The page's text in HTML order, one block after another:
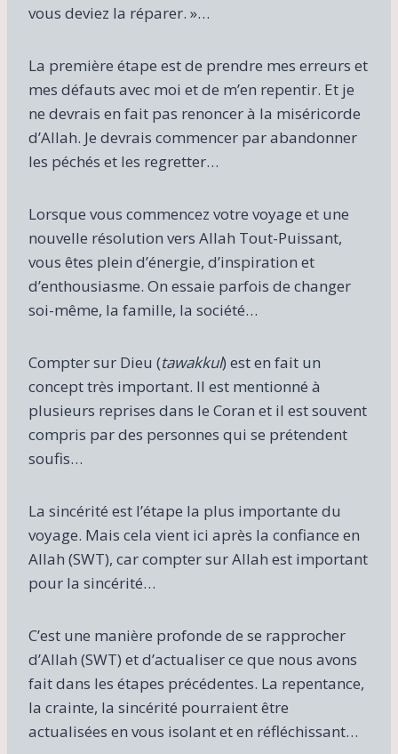
vous deviez la réparer. »…
La première étape est de prendre mes erreurs et
mes défauts avec moi et de m’en repentir. Et je
ne devrais en fait pas renoncer à la miséricorde
d’Allah. Je devrais commencer par abandonner
les péchés et les regretter…
Lorsque vous commencez votre voyage et une
nouvelle résolution vers Allah Tout-Puissant,
vous êtes plein d’énergie, d’inspiration et
d’enthousiasme. On essaie parfois de changer
soi-même, la famille, la société…
Compter sur Dieu (tawakkul) est en fait un
concept très important. Il est mentionné à
plusieurs reprises dans le Coran et il est souvent
compris par des personnes qui se prétendent
soufis…
La sincérité est l’étape la plus importante du
voyage. Mais cela vient ici après la confiance en
Allah (SWT), car compter sur Allah est important
pour la sincérité…
C’est une manière profonde de se rapprocher
d’Allah (SWT) et d’actualiser ce que nous avons
fait dans les étapes précédentes. La repentance,
la crainte, la sincérité pourraient être
actualisées en vous isolant et en réfléchissant…